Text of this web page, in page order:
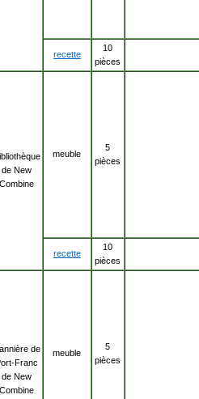
recette
10
pièces
de New
Combine
meuble
5
pièces
recette
10
pièces
de
Franc
de New
Combine
meuble
5
pièces